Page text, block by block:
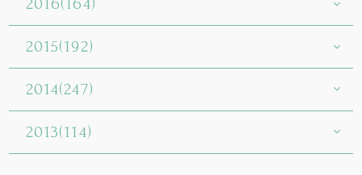
2016(164)
2015(192)
2014(247)
2013(114)